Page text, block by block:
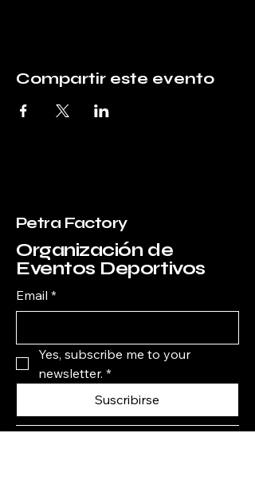
Compartir este evento
Petra Factory
Organización de
Eventos Deportivos
Email *
Yes, subscribe me to your
newsletter. *
Suscribirse